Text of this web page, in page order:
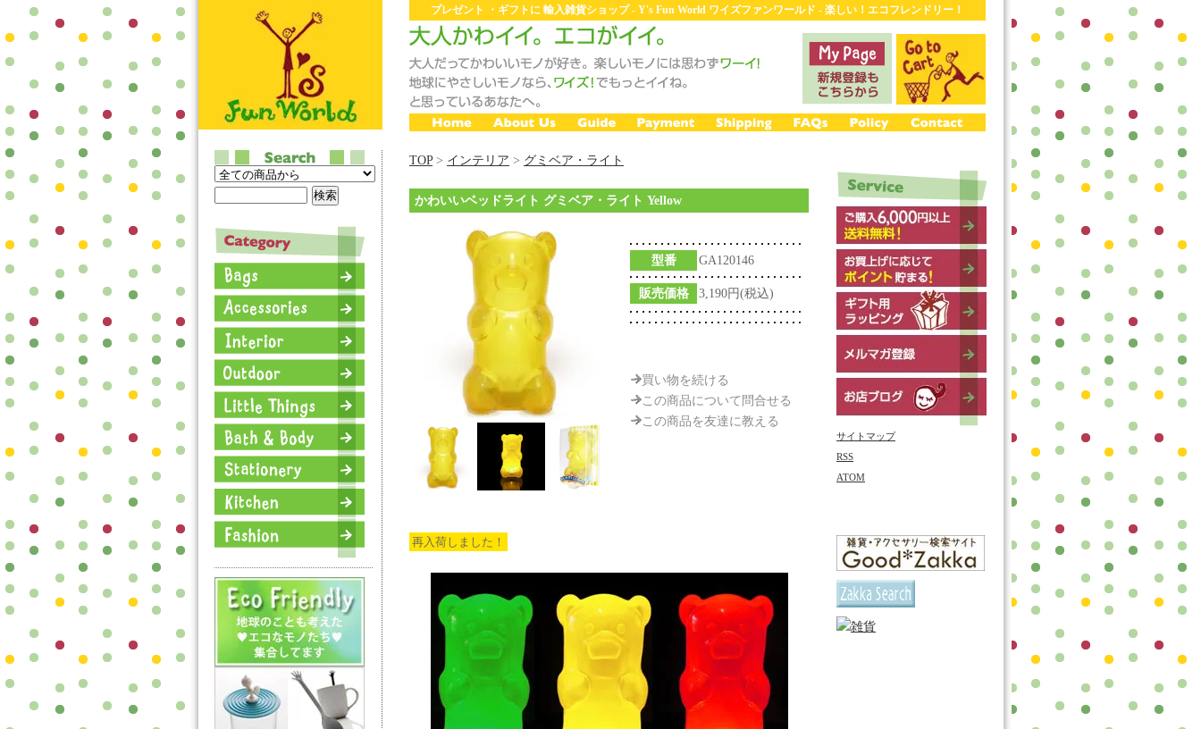
プレゼント ・ギフトに 輸入雑貨ショップ - Y's Fun World ワイズファンワールド - 楽しい！エコフレンドリー！
TOP> インテリア > グミベア・ライト
かわいいベッドライト グミベア・ライト Yellow
型番 GA120146
販売価格 3,190円(税込)
買い物を続ける
この商品について問合せる
この商品を友達に教える
再入荷しました！
サイトマップ
RSS
ATOM